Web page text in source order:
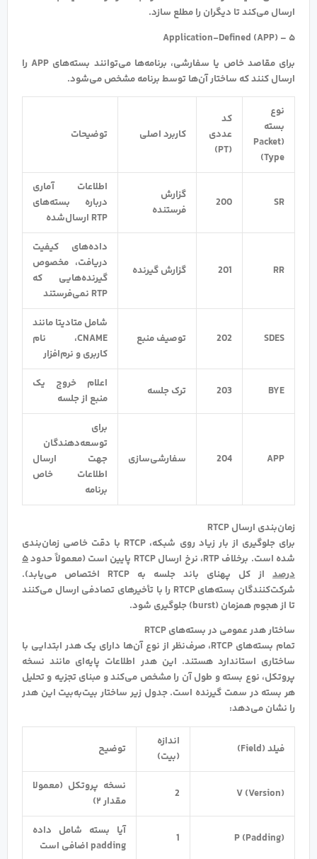
ارسال می‌کند تا دیگران را مطلع سازد.
۵ – Application-Defined (APP)
برای مقاصد خاص یا سفارشی، برنامه‌ها می‌توانند بسته‌های APP را
ارسال کنند که ساختار آن‌ها توسط برنامه مشخص می‌شود.
نوع
بسته
(Packet
Type)
کد
عددی
(PT)
کاربرد اصلی توضیحات
SR
200
گزارش
فرستنده
اطلاعات آماری
درباره بسته‌های
RTP ارسال‌شده
RR
201 گزارش گیرنده
داده‌های کیفیت
دریافت، مخصوص
گیرنده‌هایی که
RTP نمی‌فرستند
SDES
202 توصیف منبع
شامل متادیتا مانند
CNAME، نام
کاربری و نرم‌افزار
BYE
203 ترک جلسه
اعلام خروج یک
منبع از جلسه
APP
204 سفارشی‌سازی
برای
توسعه‌دهندگان
جهت ارسال
اطلاعات خاص
برنامه
زمان‌بندی ارسال RTCP
برای جلوگیری از بار زیاد روی شبکه، RTCP با دقت خاصی زمان‌بندی
شده است. برخلاف RTP، نرخ ارسال RTCP پایین است (معمولاً حدود
۵
درصد
از کل پهنای باند جلسه به RTCP اختصاص می‌یابد).
شرکت‌کنندگان بسته‌های RTCP را با تأخیرهای تصادفی ارسال می‌کنند
تا از هجوم همزمان (burst) جلوگیری شود.
ساختار هدر عمومی در بسته‌های RTCP
تمام بسته‌های RTCP، صرف‌نظر از نوع آن‌ها دارای یک هدر ابتدایی با
ساختاری استاندارد هستند. این هدر اطلاعات پایه‌ای مانند نسخه
پروتکل، نوع بسته و طول آن را مشخص می‌کند و مبنای تجزیه و تحلیل
هر بسته در سمت گیرنده است. جدول زیر ساختار بیت‌به‌بیت این هدر
را نشان می‌دهد:
فیلد (Field)
اندازه
(بیت)
توضیح
V (Version)
2
نسخه پروتکل (معمولا
مقدار ۲)
P (Padding)
1
آیا بسته شامل داده
padding‌ اضافی است